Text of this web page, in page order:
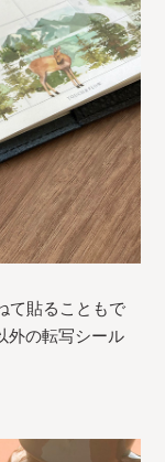
て貼ることもで
外の転写シール